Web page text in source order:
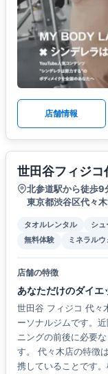
店舗情報
世田谷フィジコ
北参道駅から徒歩9
東京都渋谷区代々
タオルレンタル シ
無料体験
ミネラル
店舗の特徴
あなただけのダイエ
世田谷 フィジコ 代々
ーソナルジムです。
ニングの前後に必要
す。 代々木店の特徴
携していることです